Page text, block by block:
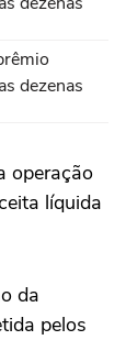
dezenas
operação
líquida
da
pelos